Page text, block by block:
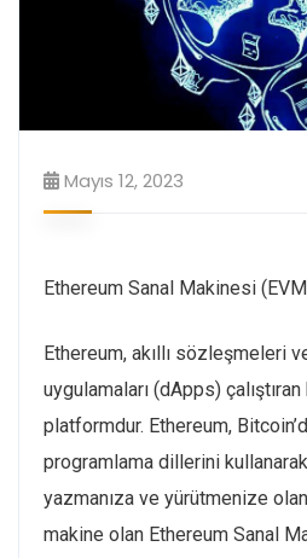
Mayıs 12, 2023
Ethereum Sanal Makinesi
Ethereum, akıllı sözleşmeleri
uygulamaları (dApps)
platformdur. Ethereum,
programlama dillerini
yazmanıza ve yürütmenize
makine olan Ethereum Sanal